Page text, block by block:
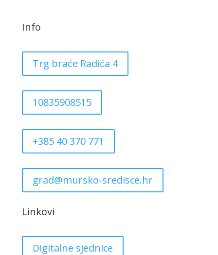
Info
Trg braće Radića 4
10835908515
+385 40 370 771
grad@mursko-sredisce.hr
Linkovi
Digitalne sjednice